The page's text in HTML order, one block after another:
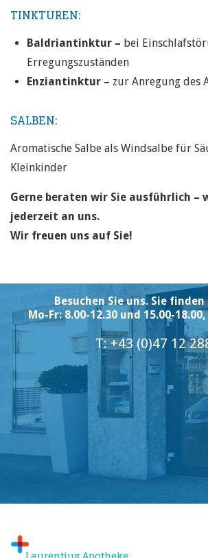
TINKTUREN:
Baldriantinktur – bei
Erregungszuständen
Enziantinktur – zur Anregung des
SALBEN:
Aromatische Salbe als Windsalbe für
Kleinkinder
Gerne beraten wir Sie ausführlich –
jederzeit an uns.
Wir freuen uns auf Sie!
Besuchen Sie uns. Sie
Mo-Fr: 8.00-12.30 und 15.00-18.00,
T: +43 (0)47 12